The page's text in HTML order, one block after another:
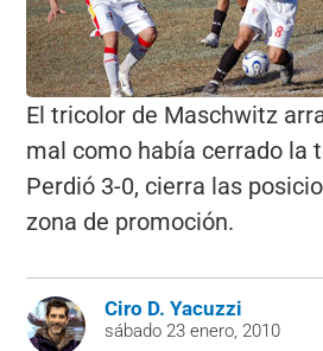
El tricolor de Maschwitz
mal como había cerrado la
Perdió 3-0, cierra las
zona de promoción.
Ciro D. Yacuzzi
sábado 23 enero, 2010